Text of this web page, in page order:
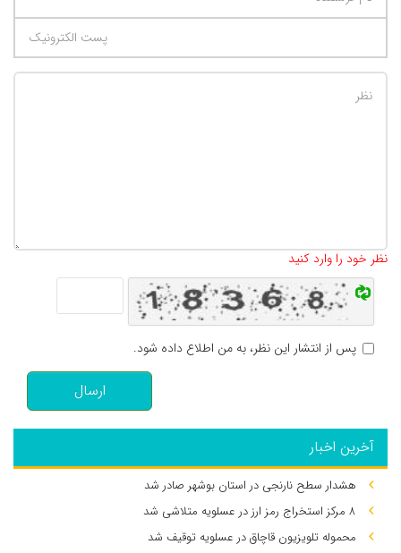
نظر خود را وارد کنید
پس از انتشار این نظر، به من اطلاع داده شود.
ارسال
آخرین اخبار
هشدار سطح نارنجی در استان بوشهر صادر شد
۸ مرکز استخراج رمز ارز در عسلویه متلاشی شد
محموله تلویزیون قاچاق در عسلویه توقیف شد